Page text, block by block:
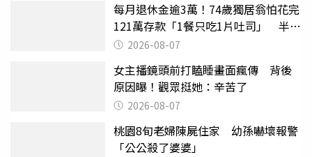
每月退休金逾3萬！74歲獨居翁怕花完
121萬存款「1餐只吃1片吐司」 半年
後暴瘦嚇壞女兒
2026-08-07
女主播鏡頭前打瞌睡畫面瘋傳 背後
原因曝！觀眾挺她：辛苦了
2026-08-07
桃園8旬老婦陳屍住家 幼孫嚇壞報警
「公公殺了婆婆」